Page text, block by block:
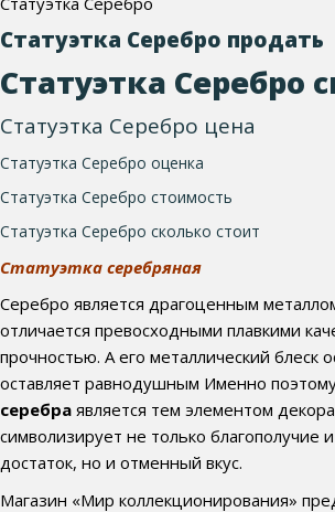
Статуэтка Серебро продать
Статуэтка Серебро
Статуэтка Серебро цена
Статуэтка Серебро оценка
Статуэтка Серебро стоимость
Статуэтка Серебро сколько стоит
Статуэтка серебряная
Серебро является драгоценным
отличается превосходными плавкими
прочностью. А его металлический блеск
оставляет равнодушным Именно
серебра является тем элементом
символизирует не только благополучие
достаток, но и отменный вкус.
Магазин «Мир коллекционирования»